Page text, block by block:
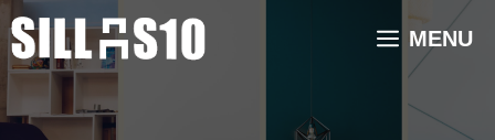
Saltar
al
contenido
MENU